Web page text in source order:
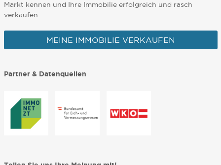
Markt kennen und Ihre Immobilie erfolgreich und rasch
verkaufen.
MEINE IMMOBILIE VERKAUFEN
Partner & Datenquellen